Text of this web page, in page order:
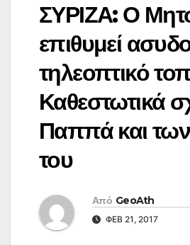
ΣΥΡΙΖΑ: Ο
επιθυμεί
τηλεοπτικό
Καθεστωτικά
Παππά και
του
Από GeoAth
ΦΕΒ 21, 2017